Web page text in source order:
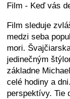
Film - Keď vás
Film sleduje
medzi seba
mori.
jedinečným
základne
celé hodiny a
perspektívy. Tie